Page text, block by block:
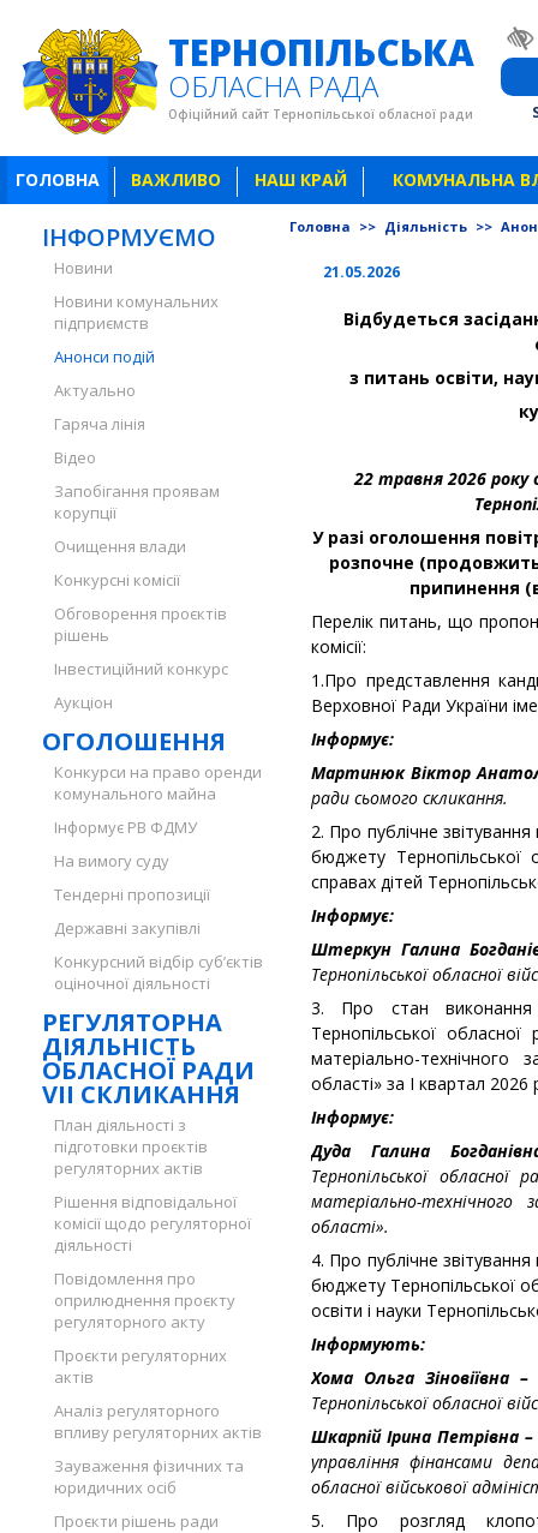
ТЕРНОПІЛЬСЬКА
ОБЛАСНА РАДА
Офіційний сайт Тернопільської обласної ради
ГОЛОВНА ВАЖЛИВО НАШ КРАЙ КОМУНАЛЬНА
ІНФОРМУЄМО
Новини
Новини комунальних
підприємств
Анонси подій
Актуально
Гаряча лінія
Відео
Запобігання проявам
корупції
Очищення влади
Конкурсні комісії
Обговорення проєктів
рішень
Інвестиційний конкурс
Аукціон
ОГОЛОШЕННЯ
Конкурси на право оренди
комунального майна
Інформує РВ ФДМУ
На вимогу суду
Тендерні пропозиції
Державні закупівлі
Конкурсний відбір суб’єктів
оціночної діяльності
РЕГУЛЯТОРНА
ДІЯЛЬНІСТЬ
ОБЛАСНОЇ РАДИ
VII СКЛИКАННЯ
План діяльності з
підготовки проєктів
регуляторних актів
Рішення відповідальної
комісії щодо регуляторної
діяльності
Повідомлення про
оприлюднення проєкту
регуляторного акту
Проєкти регуляторних
актів
Аналіз регуляторного
впливу регуляторних актів
Зауваження фізичних та
юридичних осіб
Проєкти рішень ради
Головна >> Діяльність >>
21.05.2026
Відбудеться
з питань освіти,
22 травня 2026 року
У разі оголошення
розпочне
припинення
Перелік питань, що
комісії:
1.Про представлення
Верховної Ради України
Інформує:
Мартинюк Віктор
ради сьомого скликання.
2. Про публічне
бюджету
справах дітей
Інформує:
Штеркун Галина
Тернопільської обласної
3. Про стан виконання
Тернопільської
матеріально-технічного
області» за I квартал 2026
Інформує:
Дуда Галина
Тернопільської
матеріально-технічного
області».
4. Про публічне
бюджету Тернопільської
освіти і науки
Інформують:
Хома Ольга Зіновіївна
Тернопільської обласної
Шкарпій Ірина Петрівна –
управління фінансами
обласної військової
5. Про розгляд